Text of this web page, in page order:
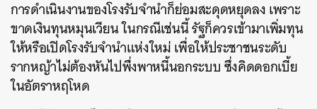
การดำเนินงานของโรงรับจำนำก็ย่อมสะดุดหยุดลง เพราะ
ขาดเงินทุนหมุนเวียน ในกรณีเช่นนี้ รัฐก็ควรเข้ามาเพิ่มทุน
ให้หรือเปิดโรงรับจำนำแห่งใหม่ เพื่อให้ประชาชนระดับ
รากหญ้าไม่ต้องหันไปพึ่งพาหนี้นอกระบบ ซึ่งคิดดอกเบี้ย
ในอัตราหฤโหด